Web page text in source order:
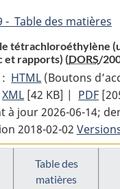
- Table des matières
tétrachloroéthylène
et rapports) (DORS/
HTML Texte
complet
:
Règlement
sur
le
(Boutons
XML Texte
complet
:
Règlement
sur
[42 KB] | PDF
:
à jour 2026-06-14;
2018-02-02
Table des
matières